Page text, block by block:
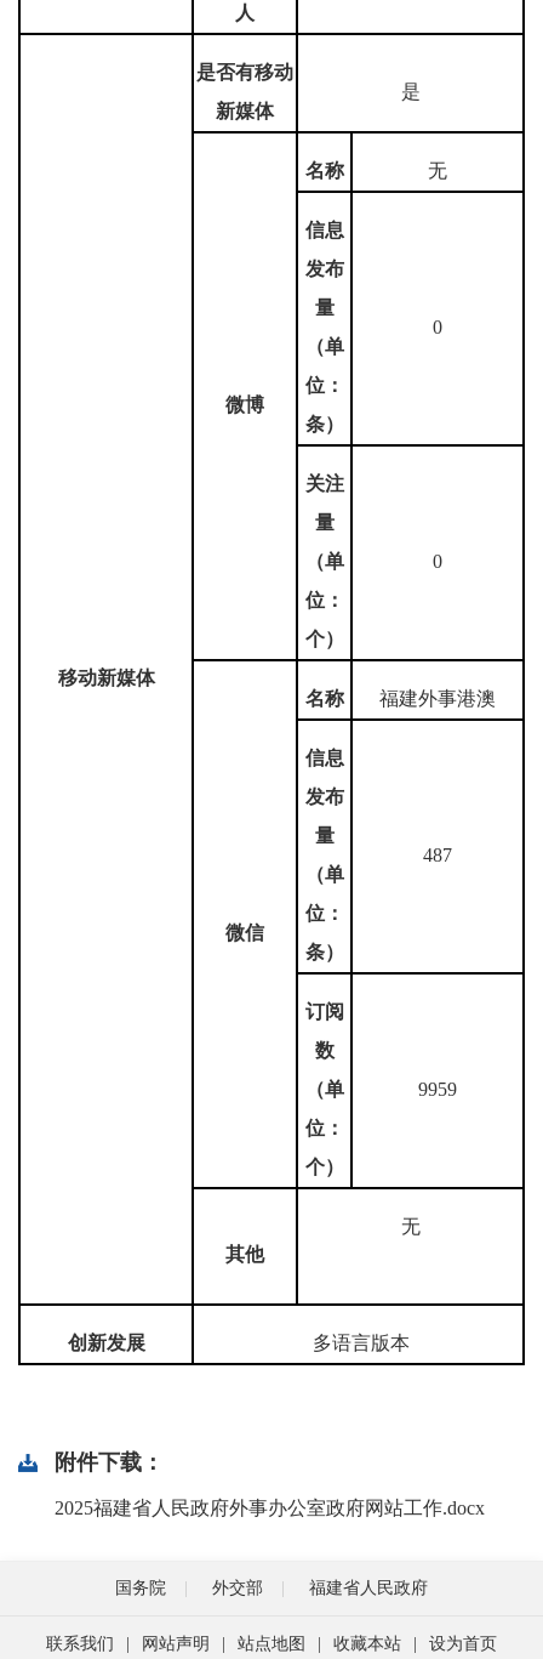
人
移动新媒体
是否有移动
新媒体
是
微博
名称 无
信息
发布
量
（单
位：
条）
0
关注
量
（单
位：
个）
0
微信
名称 福建外事港澳
信息
发布
量
（单
位：
条）
487
订阅
数
（单
位：
个）
9959
其他
无
创新发展 多语言版本
附件下载：
2025福建省人民政府外事办公室政府网站工作.docx
国务院 外交部 福建省人民政府
联系我们 | 网站声明 | 站点地图 | 收藏本站 | 设为首页